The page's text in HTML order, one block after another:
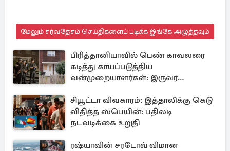
மேலும் சர்வதேசம் செய்திகளைப் படிக்க இங்கே அழுத்தவும்
பிரித்தானியாவில் பெண் காவலரை
கடித்து காயப்படுத்திய
வன்முறையாளர்கள்: இருவர்
சியூட்டா விவகாரம்: இத்தாலிக்கு கெடு
விதித்த ஸ்பெயின்: பதிலடி
நடவடிக்கை உறுதி
ரஷ்யாவின் சரடோவ் விமான